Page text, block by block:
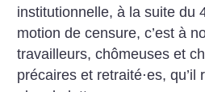
institutionnelle, à la suite du
motion de censure, c’est à
travailleurs, chômeuses et
précaires et retraité⋅es,